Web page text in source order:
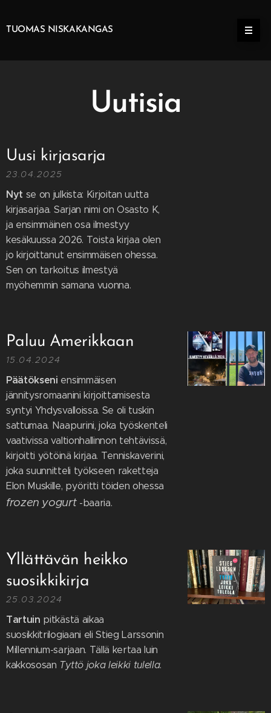
TUOMAS NISKAKANGAS
Uutisia
Uusi kirjasarja
23.04.2025
Nyt se on julkista: Kirjoitan uutta
kirjasarjaa. Sarjan nimi on Osasto K,
ja ensimmäinen osa ilmestyy
kesäkuussa 2026. Toista kirjaa olen
jo kirjoittanut ensimmäisen ohessa.
Sen on tarkoitus ilmestyä
myöhemmin samana vuonna.
Paluu Amerikkaan
15.04.2024
Päätökseni ensimmäisen
jännitysromaanini kirjoittamisesta
syntyi Yhdysvalloissa. Se oli tuskin
sattumaa. Naapurini, joka työskenteli
vaativissa valtionhallinnon tehtävissä,
kirjoitti yötöinä kirjaa. Tenniskaverini,
joka suunnitteli työkseen raketteja
Elon Muskille, pyöritti töiden ohessa
frozen yogurt -baaria.
Yllättävän heikko
suosikkikirja
25.03.2024
Tartuin pitkästä aikaa
suosikkitrilogiaani eli Stieg Larssonin
Millennium-sarjaan. Tällä kertaa luin
kakkososan Tyttö joka leikki tulella.